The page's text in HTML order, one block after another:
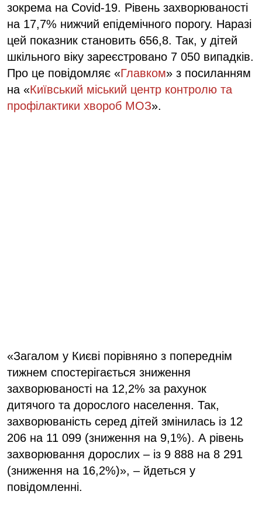
зокрема на Covid-19. Рівень захворюваності
на 17,7% нижчий епідемічного порогу. Наразі
цей показник становить 656,8. Так, у дітей
шкільного віку зареєстровано 7 050 випадків.
Про це повідомляє «Главком» з посиланням
на «Київський міський центр контролю та
профілактики хвороб МОЗ».
«Загалом у Києві порівняно з попереднім
тижнем спостерігається зниження
захворюваності на 12,2% за рахунок
дитячого та дорослого населення. Так,
захворюваність серед дітей змінилась із 12
206 на 11 099 (зниження на 9,1%). А рівень
захворювання дорослих – із 9 888 на 8 291
(зниження на 16,2%)», – йдеться у
повідомленні.